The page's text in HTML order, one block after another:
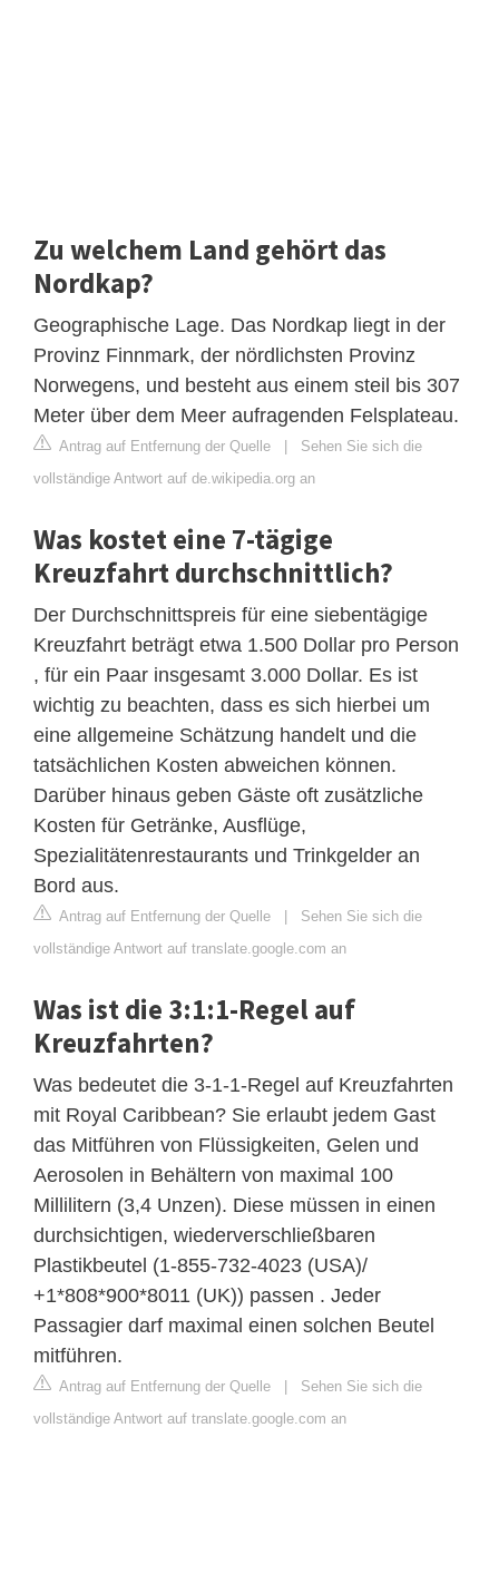
Zu welchem Land gehört das
Nordkap?
Geographische Lage. Das Nordkap liegt in der
Provinz Finnmark, der nördlichsten Provinz
Norwegens, und besteht aus einem steil bis 307
Meter über dem Meer aufragenden Felsplateau.
Antrag auf Entfernung der Quelle | Sehen Sie sich die
vollständige Antwort auf de.wikipedia.org an
Was kostet eine 7-tägige
Kreuzfahrt durchschnittlich?
Der Durchschnittspreis für eine siebentägige
Kreuzfahrt beträgt etwa 1.500 Dollar pro Person
, für ein Paar insgesamt 3.000 Dollar. Es ist
wichtig zu beachten, dass es sich hierbei um
eine allgemeine Schätzung handelt und die
tatsächlichen Kosten abweichen können.
Darüber hinaus geben Gäste oft zusätzliche
Kosten für Getränke, Ausflüge,
Spezialitätenrestaurants und Trinkgelder an
Bord aus.
Antrag auf Entfernung der Quelle | Sehen Sie sich die
vollständige Antwort auf translate.google.com an
Was ist die 3:1:1-Regel auf
Kreuzfahrten?
Was bedeutet die 3-1-1-Regel auf Kreuzfahrten
mit Royal Caribbean? Sie erlaubt jedem Gast
das Mitführen von Flüssigkeiten, Gelen und
Aerosolen in Behältern von maximal 100
Millilitern (3,4 Unzen). Diese müssen in einen
durchsichtigen, wiederverschließbaren
Plastikbeutel (1-855-732-4023 (USA)/
+1*808*900*8011 (UK)) passen . Jeder
Passagier darf maximal einen solchen Beutel
mitführen.
Antrag auf Entfernung der Quelle | Sehen Sie sich die
vollständige Antwort auf translate.google.com an